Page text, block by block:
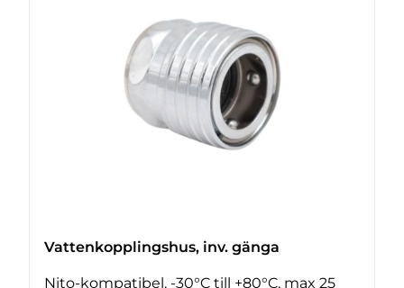
Vattenkopplingshus, inv. gänga
Nito-kompatibel, -30°C till +80°C, max 25